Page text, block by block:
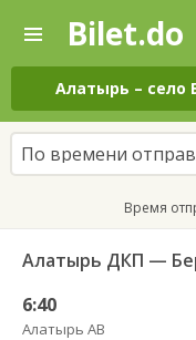
—
Поиск
и
покупка
билетов
на
автобус
онлайн
Bilet.do
Алатырь – село
По времени
Время
Алатырь ДКП —
6:40
Алатырь АВ